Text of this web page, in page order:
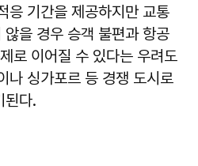
응 기간을 제공하지만 교통
을 경우 승객 불편과 항공
로 이어질 수 있다는 우려도
나 싱가포르 등 경쟁 도시로
된다.